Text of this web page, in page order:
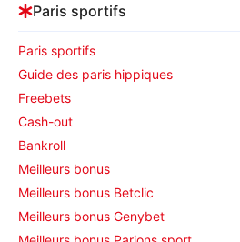
Paris sportifs
Paris sportifs
Guide des paris hippiques
Freebets
Cash-out
Bankroll
Meilleurs bonus
Meilleurs bonus Betclic
Meilleurs bonus Genybet